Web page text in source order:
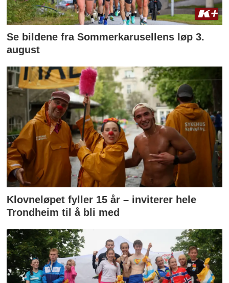
Se bildene fra Sommerkarusellens løp 3.
august
Klovneløpet fyller 15 år – inviterer hele
Trondheim til å bli med